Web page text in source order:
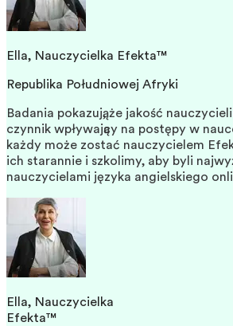
Ella, Nauczycielka Efekta™
Republika Południowej Afryki
Badania pokazują, że jakość nauczycieli
czynnik wpływający na postępy w
każdy może zostać nauczycielem
ich starannie i szkolimy, aby byli
nauczycielami języka angielskiego
Ella, Nauczycielka
Efekta™